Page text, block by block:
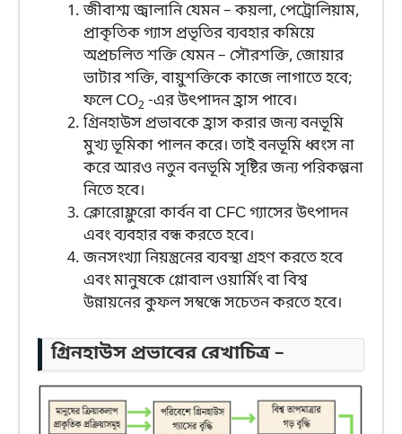
জীবাশ্ম জ্বালানি যেমন – কয়লা, পেট্রোলিয়াম,
প্রাকৃতিক গ্যাস প্রভৃতির ব্যবহার কমিয়ে
অপ্রচলিত শক্তি যেমন – সৌরশক্তি, জোয়ার
ভাটার শক্তি, বায়ুশক্তিকে কাজে লাগাতে হবে;
ফলে CO2 -এর উৎপাদন হ্রাস পাবে।
গ্রিনহাউস প্রভাবকে হ্রাস করার জন্য বনভূমি
মুখ্য ভূমিকা পালন করে। তাই বনভূমি ধ্বংস না
করে আরও নতুন বনভূমি সৃষ্টির জন্য পরিকল্পনা
নিতে হবে।
ক্লোরোফ্লুরো কার্বন বা CFC গ্যাসের উৎপাদন
এবং ব্যবহার বন্ধ করতে হবে।
জনসংখ্যা নিয়ন্ত্রনের ব্যবস্থা গ্রহণ করতে হবে
এবং মানুষকে গ্লোবাল ওয়ার্মিং বা বিশ্ব
উন্নায়নের কুফল সম্বন্ধে সচেতন করতে হবে।
গ্রিনহাউস প্রভাবের রেখাচিত্র –